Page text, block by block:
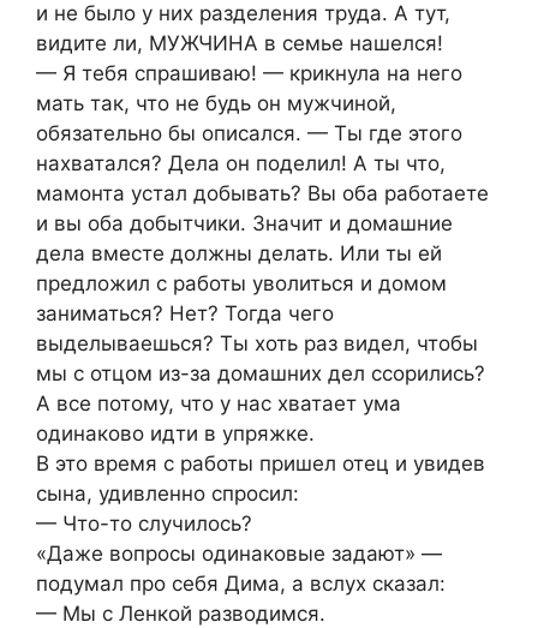
и не было у них разделения труда. А тут,
видите ли, МУЖЧИНА в семье нашелся!
— Я тебя спрашиваю! — крикнула на него
мать так, что не будь он мужчиной,
обязательно бы описался. — Ты где этого
нахватался? Дела он поделил! А ты что,
мамонта устал добывать? Вы оба работаете
и вы оба добытчики. Значит и домашние
дела вместе должны делать. Или ты ей
предложил с работы уволиться и домом
заниматься? Нет? Тогда чего
выделываешься? Ты хоть раз видел, чтобы
мы с отцом из-за домашних дел ссорились?
А все потому, что у нас хватает ума
одинаково идти в упряжке.
В это время с работы пришел отец и увидев
сына, удивленно спросил:
— Что-то случилось?
«Даже вопросы одинаковые задают» —
подумал про себя Дима, а вслух сказал:
— Мы с Ленкой разводимся.